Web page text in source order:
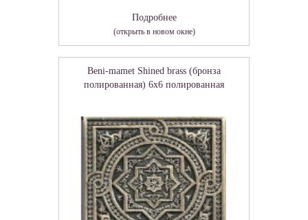
Подробнее
(открыть в новом окне)
Beni-mamet Shined brass (бронза
полированная) 6х6 полированная